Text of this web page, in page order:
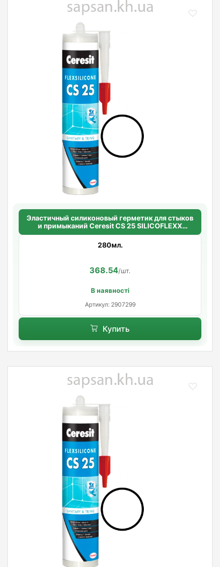
Эластичный силиконовый герметик для стыков
и примыканий Ceresit CS 25 SILICOFLEXX
(прозрачный)
280мл.
368.54/шт.
В наявності
Артикул: 2907299
Купить